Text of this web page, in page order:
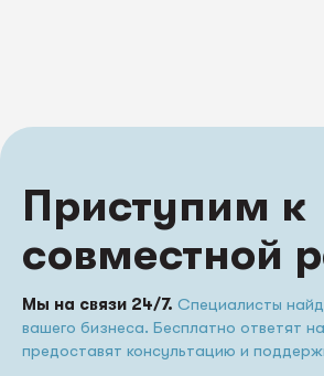
Приступим к
совместной
Мы на связи 24/7. Специалисты
вашего бизнеса. Бесплатно ответят
предоставят консультацию и